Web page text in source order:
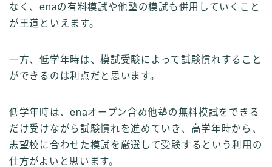
なく、enaの有料模試や他塾の模試も併用していくこと
が王道といえます。
一方、低学年時は、模試受験によって試験慣れすること
ができるのは利点だと思います。
低学年時は、enaオープン含め他塾の無料模試をできる
だけ受けながら試験慣れを進めていき、高学年時から、
志望校に合わせた模試を厳選して受験するという利用の
仕方がよいと思います。